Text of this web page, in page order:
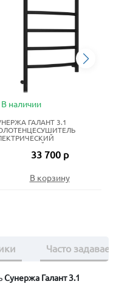
В наличии
ГАЛАНТ 3.1
80Х50 СМ
ЧЁРНЫЙ
33 700 р
В корзину
Часто
Сунержа Галант 3.1